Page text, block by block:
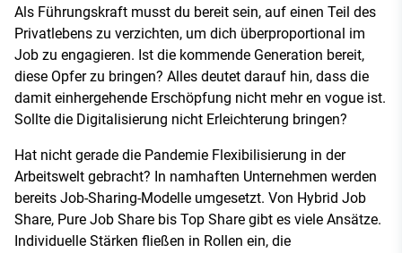
Als Führungskraft musst du bereit sein, auf einen Teil des
Privatlebens zu verzichten, um dich überproportional im
Job zu engagieren. Ist die kommende Generation bereit,
diese Opfer zu bringen? Alles deutet darauf hin, dass die
damit einhergehende Erschöpfung nicht mehr en vogue ist.
Sollte die Digitalisierung nicht Erleichterung bringen?
Hat nicht gerade die Pandemie Flexibilisierung in der
Arbeitswelt gebracht? In namhaften Unternehmen werden
bereits Job-Sharing-Modelle umgesetzt. Von Hybrid Job
Share, Pure Job Share bis Top Share gibt es viele Ansätze.
Individuelle Stärken fließen in Rollen ein, die